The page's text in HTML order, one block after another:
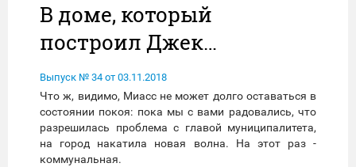
В доме, который
построил Джек…
Выпуск № 34 от 03.11.2018
Что ж, видимо, Миасс не может долго оставаться в
состоянии покоя: пока мы с вами радовались, что
разрешилась проблема с главой муниципалитета,
на город накатила новая волна. На этот раз -
коммунальная.